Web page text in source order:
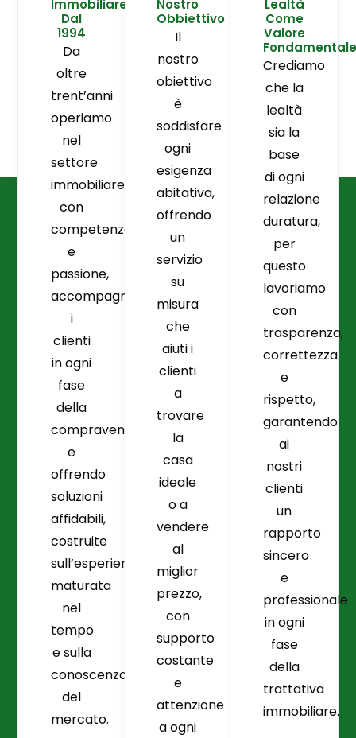
Immobiliare
Dal
1994
Da
oltre
trent’anni
operiamo
nel
settore
immobiliare
con
competenza
e
passione,
accompagnando
i
clienti
in ogni
fase
della
compravendita
e
offrendo
soluzioni
affidabili,
costruite
sull’esperienza
maturata
nel
tempo
e sulla
conoscenza
del
mercato.
Nostro
Obbiettivo
Il
nostro
obiettivo
è
soddisfare
ogni
esigenza
abitativa,
offrendo
un
servizio
su
misura
che
aiuti i
clienti
a
trovare
la
casa
ideale
o a
vendere
al
miglior
prezzo,
con
supporto
costante
e
attenzione
a ogni
Lealtà
Come
Valore
Fondamentale
Crediamo
che la
lealtà
sia la
base
di ogni
relazione
duratura,
per
questo
lavoriamo
con
trasparenza,
correttezza
e
rispetto,
garantendo
ai
nostri
clienti
un
rapporto
sincero
e
professionale
in ogni
fase
della
trattativa
immobiliare.